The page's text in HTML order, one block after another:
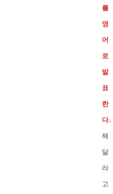
를
영
어
로
발
표
한
다.
해
달
라
고